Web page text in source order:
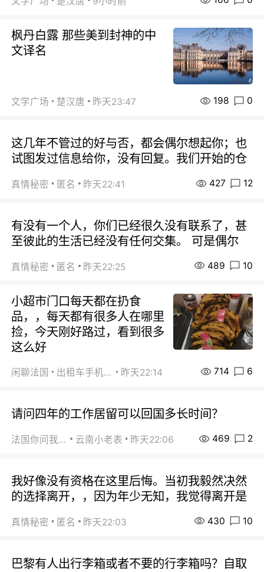
枫丹白露 那些美到封神的中
文译名
文学广场 楚汉唐 昨天23:47 198 0
这几年不管过的好与否，都会偶尔想起你；也
试图发过信息给你，没有回复。我们开始的仓
真情秘密 匿名 昨天22:41 427 12
有没有一个人，你们已经很久没有联系了，甚
至彼此的生活已经没有任何交集。 可是偶尔
真情秘密 匿名 昨天22:25 489 10
小超市门口每天都在扔食
品，，每天都有很多人在哪里
捡，今天刚好路过，看到很多
这么好
闲聊法国 出租车手机0626 昨天22:14 714 6
请问四年的工作居留可以回国多长时间？
法国你问我答 云南小老表 昨天22:06 469 2
我好像没有资格在这里后悔。当初我毅然决然
的选择离开，，因为年少无知，我觉得离开是
真情秘密 匿名 昨天22:03 430 10
巴黎有人出行李箱或者不要的行李箱吗？自取